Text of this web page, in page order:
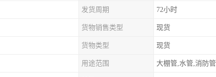
发货周期 72小时
货物销售类型 现货
货物类型 现货
用途范围 大棚管,水管,消防管